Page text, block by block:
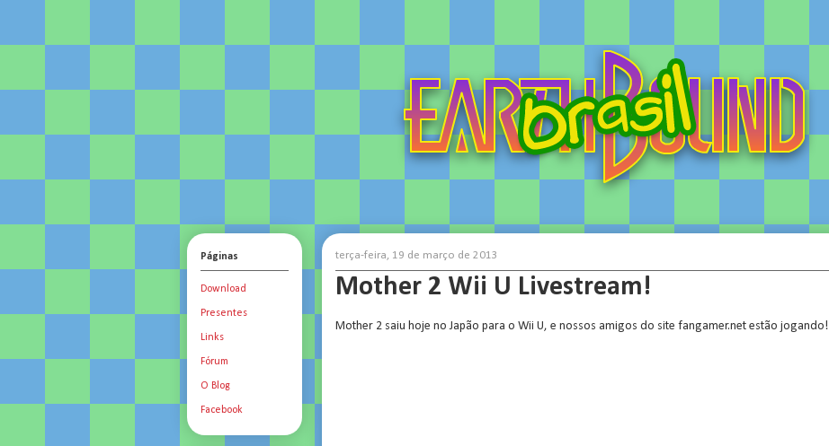
terça-feira, 19 de março de 2013
Mother 2 Wii U Livestream!
Mother 2 saiu hoje no Japão para o Wii U, e nossos amigos do site fangamer.net estão jogando!
Páginas
Download
Presentes
Links
Fórum
O Blog
Facebook